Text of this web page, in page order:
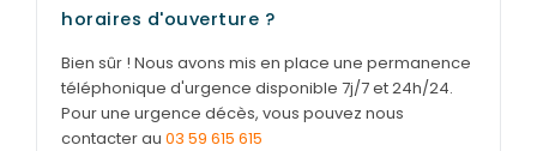
horaires d'ouverture ?
Bien sûr ! Nous avons mis en place une permanence
téléphonique d'urgence disponible 7j/7 et 24h/24.
Pour une urgence décès, vous pouvez nous
contacter au 03 59 615 615